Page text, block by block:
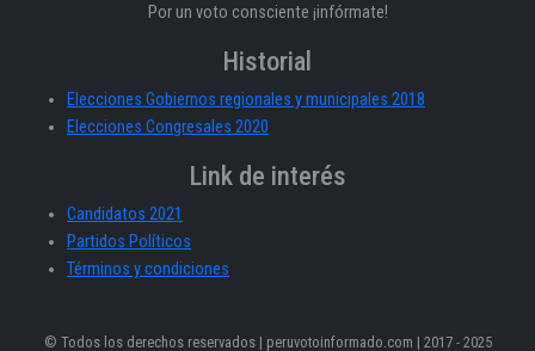
Por un voto consciente ¡infórmate!
Historial
Elecciones Gobiernos regionales y municipales 2018
Elecciones Congresales 2020
Link de interés
Candidatos 2021
Partidos Políticos
Términos y condiciones
© Todos los derechos reservados | peruvotoinformado.com | 2017 - 2025